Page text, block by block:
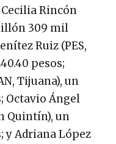
Rincón
309 mil
Ruiz (PES,
pesos;
Tijuana), un
Octavio Ángel
Quintín), un
y Adriana López